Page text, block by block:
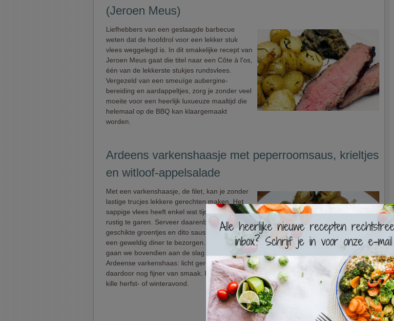
(Jeroen Meus)
Liefhebbers van een geslaagde barbecue
weten dat de hoofdrol voor een lekker stuk
vlees weggelegd is. In dit smakelijke recept van
Jeroen Meus gaat die titel naar een Côte à l'os,
één van de lekkerste stukjes rundsvlees.
Vergezeld van een smeuïge aubergine-
bereiding en aardappeltjes, zorg je zonder veel
moeite voor een heerlijk luxueuze maaltijd die
helemaal op de BBQ kan klaargemaakt
worden.
Ardeens varkenshaasje met peperroomsaus, krieltjes
en witloof-appelsalade
Met een varkenshaasje, de filet, kan je zonder
lastige trucjes lekkere gerechten maken. Het
sappige vlees heeft enkel wat tijd nodig om
rustig te garen. Serveer daarenboven met
geschikte groentjes en dito saus om je gasten
een geweldig diner te bezorgen. In dit recept
gaan we bovendien aan de slag met een
Ardeense varkenshaas: licht gerookt en
daardoor nog fijner van smaak. Ideaal op een
kille herfst- of winteravond.